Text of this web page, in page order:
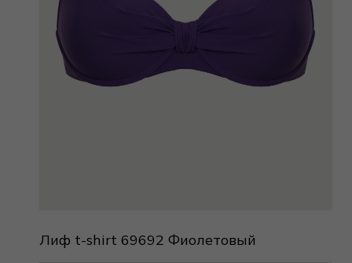
Лиф t-shirt 69692 Фиолетовый